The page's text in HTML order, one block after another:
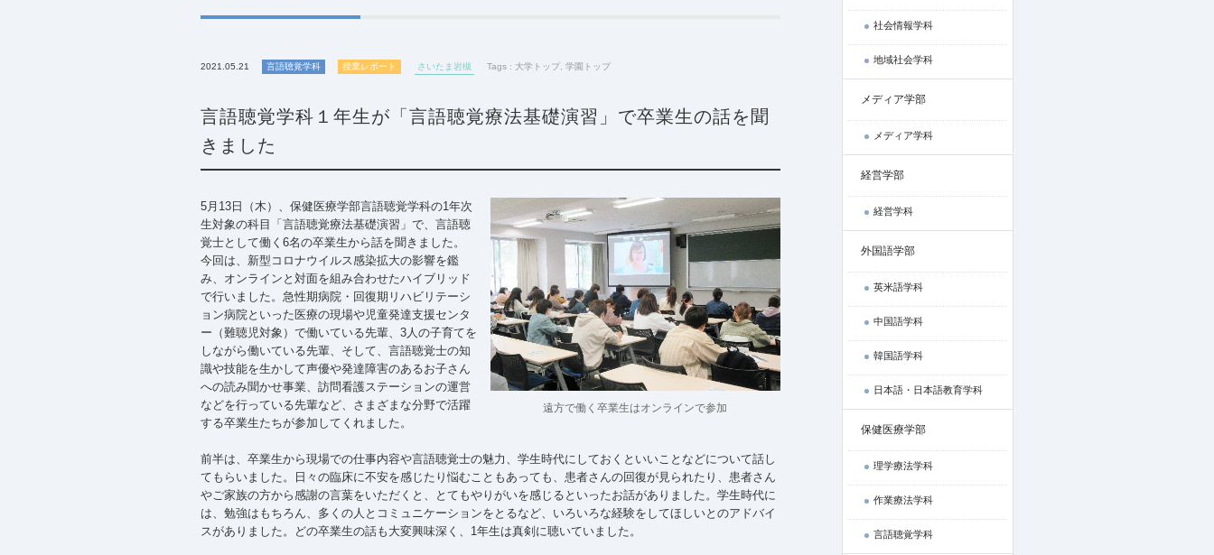
2021.05.21 言語聴覚学科 授業レポート さいたま岩槻 Tags : 大学トップ 学園トップ
言語聴覚学科１年生が「言語聴覚療法基礎演習」で卒業生の話を聞
きました
遠方で働く卒業生はオンラインで参加
5月13日（木）、保健医療学部言語聴覚学科の1年次
生対象の科目「言語聴覚療法基礎演習」で、言語聴
覚士として働く6名の卒業生から話を聞きました。
今回は、新型コロナウイルス感染拡大の影響を鑑
み、オンラインと対面を組み合わせたハイブリッド
で行いました。急性期病院・回復期リハビリテーシ
ョン病院といった医療の現場や児童発達支援センタ
ー（難聴児対象）で働いている先輩、3人の子育てを
しながら働いている先輩、そして、言語聴覚士の知
識や技能を生かして声優や発達障害のあるお子さん
への読み聞かせ事業、訪問看護ステーションの運営
などを行っている先輩など、さまざまな分野で活躍
する卒業生たちが参加してくれました。
前半は、卒業生から現場での仕事内容や言語聴覚士の魅力、学生時代にしておくといいことなどについて話し
てもらいました。日々の臨床に不安を感じたり悩むこともあっても、患者さんの回復が見られたり、患者さん
やご家族の方から感謝の言葉をいただくと、とてもやりがいを感じるといったお話がありました。学生時代に
は、勉強はもちろん、多くの人とコミュニケーションをとるなど、いろいろな経験をしてほしいとのアドバイ
スがありました。どの卒業生の話も大変興味深く、1年生は真剣に聴いていました。
社会情報学科
地域社会学科
メディア学部
メディア学科
経営学部
経営学科
外国語学部
英米語学科
中国語学科
韓国語学科
日本語・日本語教育学科
保健医療学部
理学療法学科
作業療法学科
言語聴覚学科